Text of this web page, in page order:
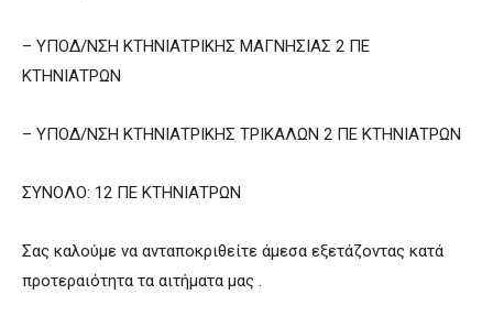
– ΥΠΟΔ/ΝΣΗ ΚΤΗΝΙΑΤΡΙΚΗΣ ΜΑΓΝΗΣΙΑΣ 2 ΠΕ
ΚΤΗΝΙΑΤΡΩΝ
– ΥΠΟΔ/ΝΣΗ ΚΤΗΝΙΑΤΡΙΚΗΣ ΤΡΙΚΑΛΩΝ 2 ΠΕ ΚΤΗΝΙΑΤΡΩΝ
ΣΥΝΟΛΟ: 12 ΠΕ ΚΤΗΝΙΑΤΡΩΝ
Σας καλούμε να ανταποκριθείτε άμεσα εξετάζοντας κατά
προτεραιότητα τα αιτήματα μας .